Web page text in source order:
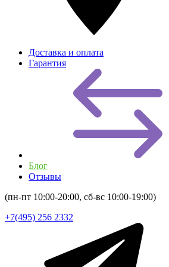
Доставка и оплата
Гарантия
Блог
Отзывы
(пн-пт 10:00-20:00, сб-вс 10:00-19:00)
+7(495) 256 2332